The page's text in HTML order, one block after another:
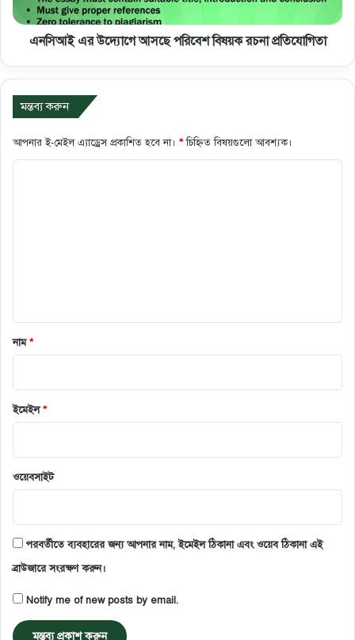
এনসিআই এর উদ্যোগে আসছে পরিবেশ বিষয়ক রচনা প্রতিযোগিতা
মন্তব্য করুন
আপনার ই-মেইল এ্যাড্রেস প্রকাশিত হবে না। *চিহ্নিত বিষয়গুলো আবশ্যক।
নাম*
ইমেইল*
ওয়েবসাইট
পরবর্তীতে ব্যবহারের জন্য আপনার নাম, ইমেইল ঠিকানা এবং ওয়েব ঠিকানা এই
ব্রাউজারে সংরক্ষণ করুন।
Notify me of new posts by email.